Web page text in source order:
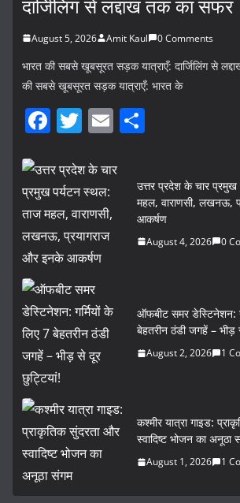
दार्जिलिंग से लद्दाख तक का सफर
August 5, 2026 Amit Kaul 0 Comments
भारत की सबसे खूबसूरत सड़क यात्राएँ: दार्जिलिंग से
की सबसे खूबसूरत सड़क यात्राएँ: भारत के
F
c
e
b
o
o
k
T
itt
er
E
ai
e
उत्तर प्रदेश के चार
महल, वाराणसी, लखनऊ,
आकर्षण
August 4, 2026 0
ऑफबीट समर डेस्टिनेशन:
बेहतरीन ठंडी जगहें – भीड़
August 2, 2026 1
कश्मीर यात्रा गाइड:
स्वादिष्ट भोजन का अनूठा
August 1, 2026 1